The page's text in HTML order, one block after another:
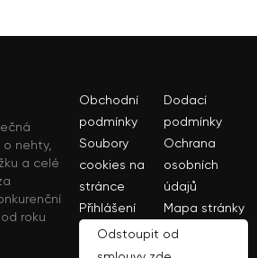
o nehty,
a celé
roku
Obchodní
podmínky
Dodací
podmínky
Soubory
cookies na
stránce
Ochrana
osobních
údajů
Přihlášení
Mapa stránky
Odstoupit od